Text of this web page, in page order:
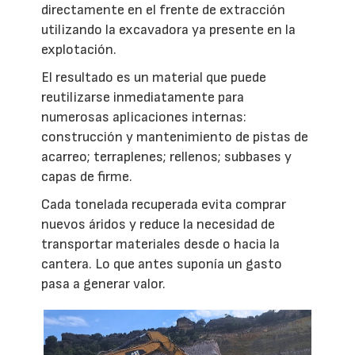
directamente en el frente de extracción
utilizando la excavadora ya presente en la
explotación.
El resultado es un material que puede
reutilizarse inmediatamente para
numerosas aplicaciones internas:
construcción y mantenimiento de pistas de
acarreo; terraplenes; rellenos; subbases y
capas de firme.
Cada tonelada recuperada evita comprar
nuevos áridos y reduce la necesidad de
transportar materiales desde o hacia la
cantera. Lo que antes suponía un gasto
pasa a generar valor.